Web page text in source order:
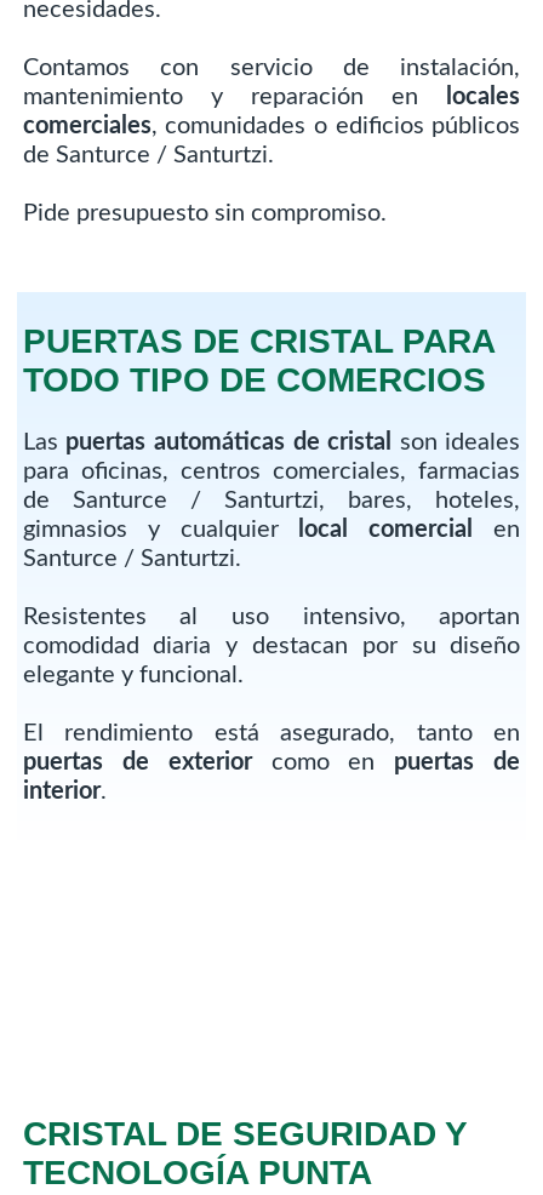
necesidades.
Contamos con servicio de instalación,
mantenimiento y reparación en
locales
comerciales, comunidades o edificios públicos
de Santurce / Santurtzi.
Pide presupuesto sin compromiso.
PUERTAS DE CRISTAL PARA
TODO TIPO DE COMERCIOS
Las puertas automáticas de cristal
son ideales
para oficinas, centros comerciales, farmacias
de Santurce / Santurtzi, bares, hoteles,
gimnasios y cualquier
local comercial
en
Santurce / Santurtzi.
Resistentes al uso intensivo, aportan
comodidad diaria y destacan por su diseño
elegante y funcional.
El rendimiento está asegurado, tanto en
puertas de exteriorcomo en puertas de
interior.
CRISTAL DE SEGURIDAD Y
TECNOLOGÍA PUNTA